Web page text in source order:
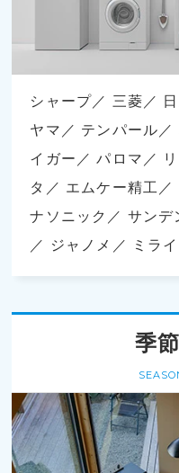
シャープ 三菱
ヤマ
テンパール
イガー
パロマ
タ
エムケー精工
ナソニック
サンデ
ジャノメ
ミライ
季